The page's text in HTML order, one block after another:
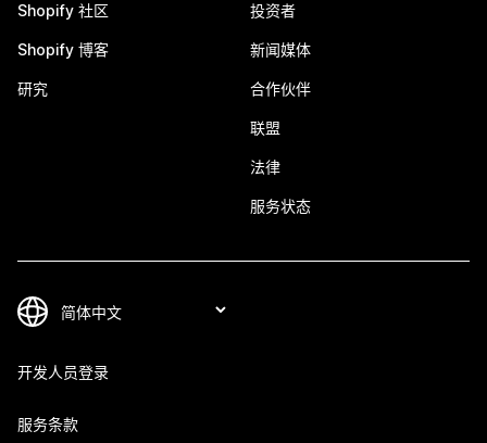
Shopify 社区
Shopify 博客
研究
投资者
新闻媒体
合作伙伴
联盟
法律
服务状态
开发人员登录
服务条款